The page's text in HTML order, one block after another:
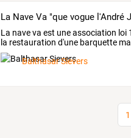
La Nave Va "que vogue l'André
La naveva est uneassociation loi
la restauration d'une barquette
apellée
Balthasar Sievers
1